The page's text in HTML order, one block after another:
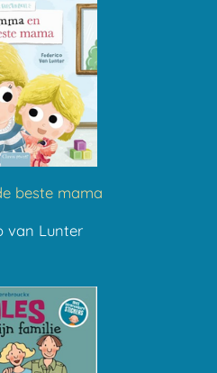
beste mama
van Lunter